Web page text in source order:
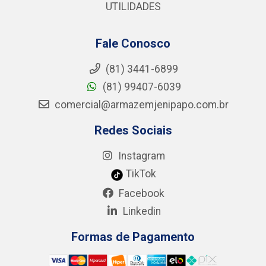
UTILIDADES
Fale Conosco
(81) 3441-6899
(81) 99407-6039
comercial@armazemjenipapo.com.br
Redes Sociais
Instagram
TikTok
Facebook
Linkedin
Formas de Pagamento